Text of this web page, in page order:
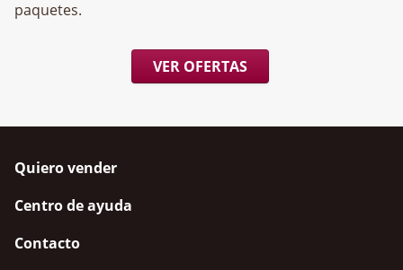
paquetes.
VER OFERTAS
Quiero vender
Centro de ayuda
Contacto